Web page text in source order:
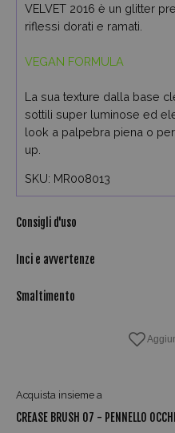
VELVET 2016 è un glitter
riflessi dorati e ramati.
VEGAN FORMULA
La sua texture dalla base
sottili super luminose ed
look a palpebra piena o
up.
SKU: MR008013
Consigli d'uso
Inci e avvertenze
Smaltimento
Acquista insieme a
CREASE BRUSH 07 - PENNELLO OCCHI